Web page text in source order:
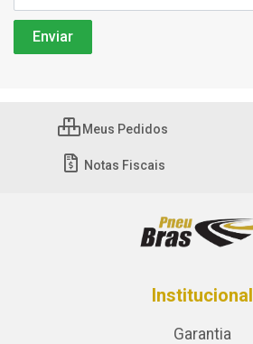
Meus Pedidos
Notas Fiscais
Institucional
Garantia